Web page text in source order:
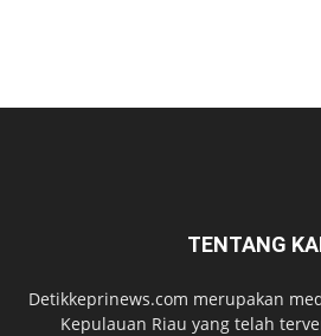
TENTANG
Detikkeprinews.com merupakan
Kepulauan Riau yang telah